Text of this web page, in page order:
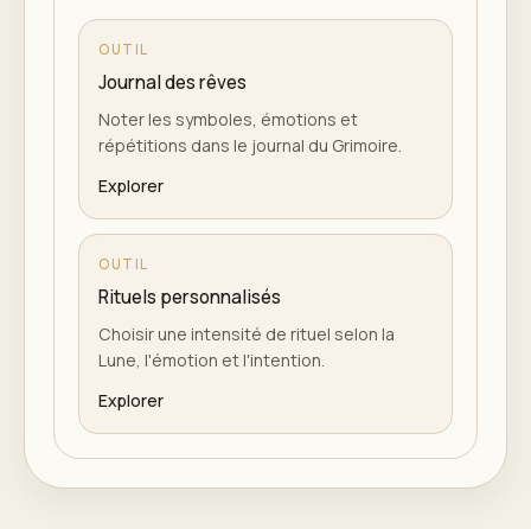
OUTIL
Journal des rêves
Noter les symboles, émotions et
répétitions dans le journal du Grimoire.
Explorer
OUTIL
Rituels personnalisés
Choisir une intensité de rituel selon la
Lune, l'émotion et l'intention.
Explorer